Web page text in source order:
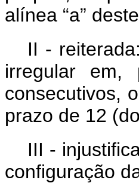
alínea “a”
II -
irregular em,
consecutivos,
prazo de 12
III -
configuração